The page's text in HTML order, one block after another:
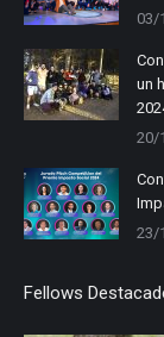
windowwindowwindow
03/
un
20/
23/
Fellows